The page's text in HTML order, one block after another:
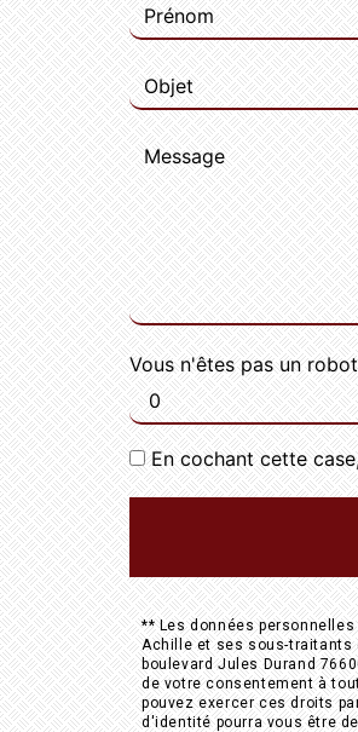
Vous n'êtes pas un
En cochant cette
** Les données
Achille et ses sous-traitants
boulevard Jules Durand
de votre consentement à
pouvez exercer ces droits
d'identité pourra vous être